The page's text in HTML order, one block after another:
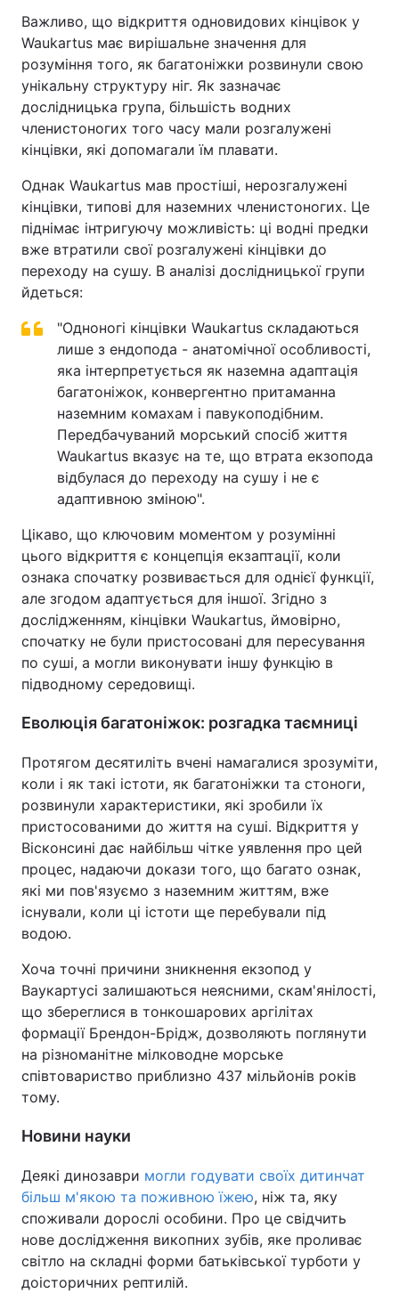
Важливо, що відкриття одновидових кінцівок у
Waukartus має вирішальне значення для
розуміння того, як багатоніжки розвинули свою
унікальну структуру ніг. Як зазначає
дослідницька група, більшість водних
членистоногих того часу мали розгалужені
кінцівки, які допомагали їм плавати.
Однак Waukartus мав простіші, нерозгалужені
кінцівки, типові для наземних членистоногих. Це
піднімає інтригуючу можливість: ці водні предки
вже втратили свої розгалужені кінцівки до
переходу на сушу. В аналізі дослідницької групи
йдеться:
"Одноногі кінцівки Waukartus складаються
лише з ендопода - анатомічної особливості,
яка інтерпретується як наземна адаптація
багатоніжок, конвергентно притаманна
наземним комахам і павукоподібним.
Передбачуваний морський спосіб життя
Waukartus вказує на те, що втрата екзопода
відбулася до переходу на сушу і не є
адаптивною зміною".
Цікаво, що ключовим моментом у розумінні
цього відкриття є концепція екзаптації, коли
ознака спочатку розвивається для однієї функції,
але згодом адаптується для іншої. Згідно з
дослідженням, кінцівки Waukartus, ймовірно,
спочатку не були пристосовані для пересування
по суші, а могли виконувати іншу функцію в
підводному середовищі.
Еволюція багатоніжок: розгадка таємниці
Протягом десятиліть вчені намагалися зрозуміти,
коли і як такі істоти, як багатоніжки та стоноги,
розвинули характеристики, які зробили їх
пристосованими до життя на суші. Відкриття у
Вісконсині дає найбільш чітке уявлення про цей
процес, надаючи докази того, що багато ознак,
які ми пов'язуємо з наземним життям, вже
існували, коли ці істоти ще перебували під
водою.
Хоча точні причини зникнення екзопод у
Ваукартусі залишаються неясними, скам'янілості,
що збереглися в тонкошарових аргілітах
формації Брендон-Брідж, дозволяють поглянути
на різноманітне мілководне морське
співтовариство приблизно 437 мільйонів років
тому.
Новини науки
Деякі динозаври могли годувати своїх дитинчат
більш м'якою та поживною їжею, ніж та, яку
споживали дорослі особини. Про це свідчить
нове дослідження викопних зубів, яке проливає
світло на складні форми батьківської турботи у
доісторичних рептилій.